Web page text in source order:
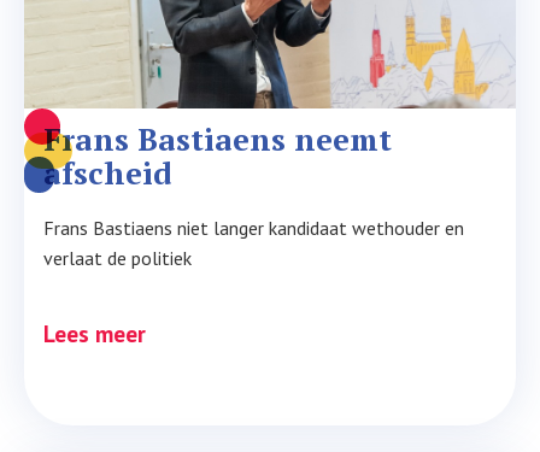
Frans Bastiaens neemt
afscheid
Frans Bastiaens niet langer kandidaat wethouder en
verlaat de politiek
Lees meer